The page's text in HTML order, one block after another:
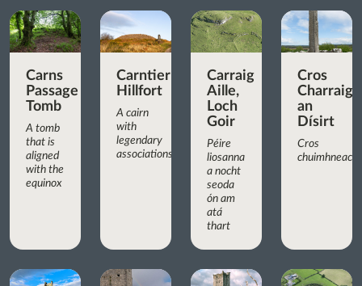
Carns
Passage
Tomb
A tomb
that is
aligned
with the
equinox
Carntierna
Hillfort
A cairn
with
legendary
associations
Carraig
Aille,
Loch
Goir
Péire
liosanna
a nocht
seoda
ón am
atá
thart
Cros
Charraig
an
Dísirt
Cros